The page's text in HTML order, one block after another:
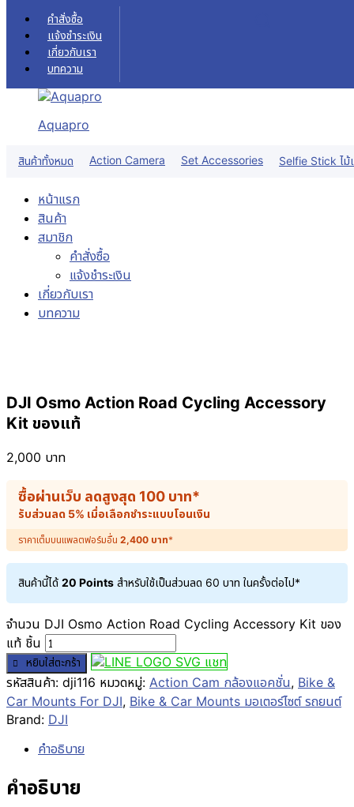
Skip to content
คำสั่งซื้อ
แจ้งชำระเงิน
เกี่ยวกับเรา
บทความ
Aquapro
สินค้าทั้งหมด Action Camera Set Accessories Selfie Stick ไม้
หน้าแรก
สินค้า
สมาชิก
คำสั่งซื้อ
แจ้งชำระเงิน
เกี่ยวกับเรา
บทความ
DJI Osmo Action Road Cycling Accessory
Kit ของแท้
2,000 บาท
ซื้อผ่านเว็บ ลดสูงสุด 100 บาท*
รับส่วนลด 5% เมื่อเลือกชำระแบบโอนเงิน
ราคาเต็มบนแพลตฟอร์มอื่น 2,400 บาท*
สินค้านี้ได้ 20 Points สำหรับใช้เป็นส่วนลด 60 บาท ในครั้งต่อไป*
จำนวน DJI Osmo Action Road Cycling Accessory Kit ของ
แท้ ชิ้น
หยิบใส่ตะกร้า
แชท
รหัสสินค้า: dji116 หมวดหมู่: Action Cam กล้องแอคชั่น, Bike &
Car Mounts For DJI, Bike & Car Mounts มอเตอร์ไซต์ รถยนต์
Brand: DJI
คำอธิบาย
คำอธิบาย